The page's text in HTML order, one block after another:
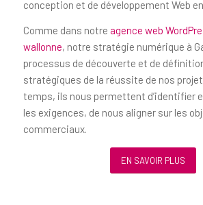
conception et de développement Web
Comme dans notre agence web
wallonne, notre stratégie numérique à
processus de découverte et de
stratégiques de la réussite de nos
temps, ils nous permettent d’identifier
les exigences, de nous aligner sur les
commerciaux.
EN SAVOIR PLUS